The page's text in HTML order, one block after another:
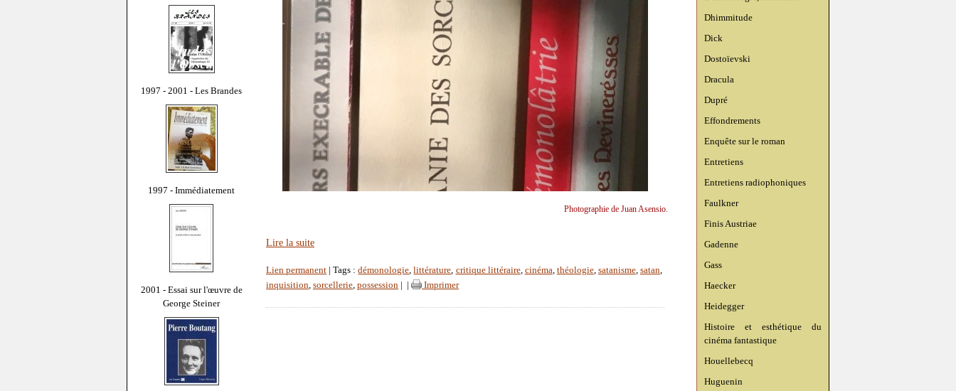
1997 - 2001 - Les Brandes
1997 - Immédiatement
2001 - Essai sur l'œuvre de
George Steiner
Dhimmitude
Dick
Dostoïevski
Dracula
Dupré
Effondrements
Enquête sur le roman
Entretiens
Entretiens radiophoniques
Faulkner
Finis Austriae
Gadenne
Gass
Haecker
Heidegger
Histoire et esthétique du
cinéma fantastique
Houellebecq
Huguenin
Photographie de Juan Asensio.
Lire la suite
Lien permanent | Tags :démonologie,littérature, critique littéraire, cinéma, théologie, satanisme, satan,
inquisition, sorcellerie, possession Imprimer